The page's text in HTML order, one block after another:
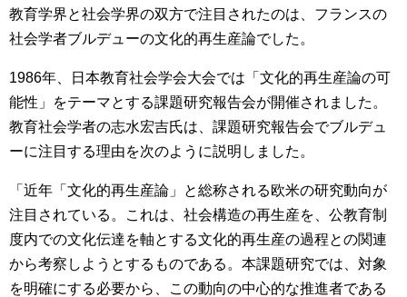
教育学界と社会学界の双方で注目されたのは、フランスの
社会学者ブルデューの文化的再生産論でした。
1986年、日本教育社会学会大会では「文化的再生産論の可
能性」をテーマとする課題研究報告会が開催されました。
教育社会学者の志水宏吉氏は、課題研究報告会でブルデュ
ーに注目する理由を次のように説明しました。
「近年「文化的再生産論」と総称される欧米の研究動向が
注目されている。これは、社会構造の再生産を、公教育制
度内での文化伝達を軸とする文化的再生産の過程との関連
から考察しようとするものである。本課題研究では、対象
を明確にする必要から、この動向の中心的な推進者である